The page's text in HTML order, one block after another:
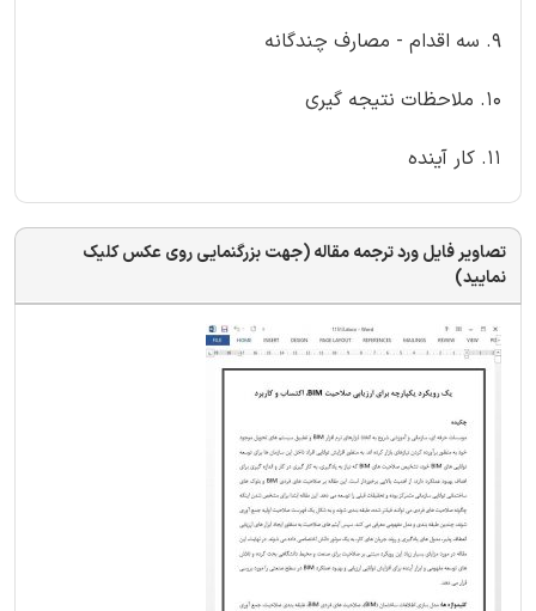
9. سه اقدام - مصارف چندگانه
10. ملاحظات نتیجه گیری
11. کار آینده
تصاویر فایل ورد ترجمه مقاله (جهت بزرگنمایی روی عکس کلیک
نمایید)